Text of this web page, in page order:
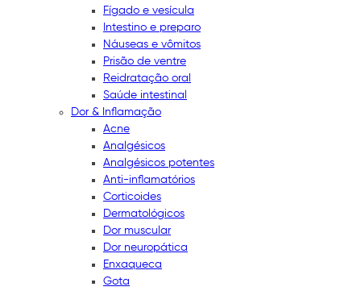
Fígado e vesícula
Intestino e preparo
Náuseas e vômitos
Prisão de ventre
Reidratação oral
Saúde intestinal
Dor & Inflamação
Acne
Analgésicos
Analgésicos potentes
Anti-inflamatórios
Corticoides
Dermatológicos
Dor muscular
Dor neuropática
Enxaqueca
Gota